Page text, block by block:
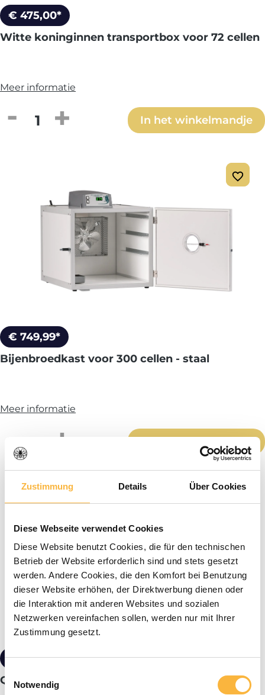
Zustimmung Details Über Cookies
Diese Webseite verwendet Cookies
Diese Website benutzt Cookies, die für den technischen
Betrieb der Website erforderlich sind und stets gesetzt
werden. Andere Cookies, die den Komfort bei Benutzung
dieser Website erhöhen, der Direktwerbung dienen oder
die Interaktion mit anderen Websites und sozialen
Netzwerken vereinfachen sollen, werden nur mit Ihrer
Zustimmung gesetzt.
Notwendig
€ 475,00*
Witte koninginnen transportbox voor 72 cellen
Meer informatie
Producthoeveelheid: Voer deIn het winkelmandje
€ 749,99*
Bijenbroedkast voor 300 cellen - staal
Meer informatie
Producthoeveelheid: Voer de
€ 745,99*
Queen incubator voor 400 cellen - kunststof